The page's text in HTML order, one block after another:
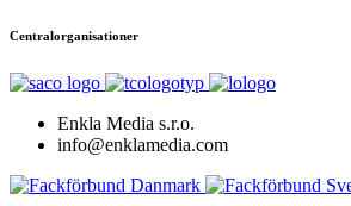
Centralorganisationer
Enkla Media s.r.o.
info@enklamedia.com